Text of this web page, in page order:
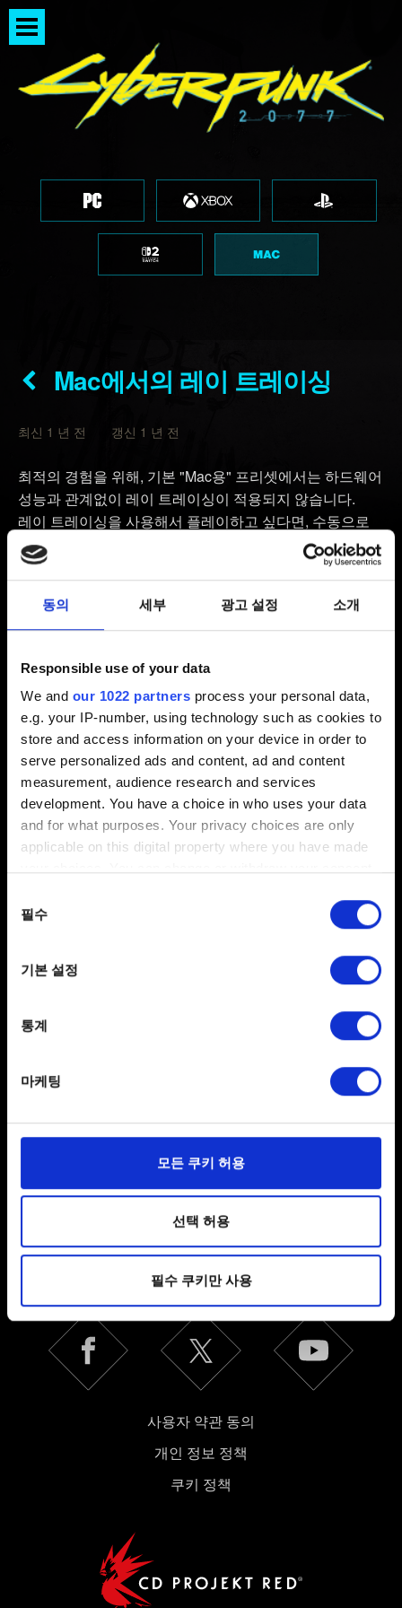
동의 세부 광고 설정 소개
Responsible use of your data
We and our 1022 partners process your personal data,
e.g. your IP-number, using technology such as cookies to
store and access information on your device in order to
serve personalized ads and content, ad and content
measurement, audience research and services
development. You have a choice in who uses your data
and for what purposes. Your privacy choices are only
applicable on this digital property where you have made
the Privacy trigger icon.
Collect information about your geographical
Identify your device by actively scanning it for
Find out more about how your personal data is processed
일부 쿠키는 웹 사이트를 정상적으로 이용하기 위해
관련 기술적 피드백을 제공하여 사용자의 웹사이트 이용
환경을 개선하기 위해 사용됩니다. 예를 들어, 소셜
미디어를 통해 사용자와 소통할 경우, 사용자의 선호도를
파악하기 위해 쿠키의 일부를 저희 파트너와 공유할 수도
있습니다. 물론, 이처럼 선택적으로 쿠키를 사용할
경우에는 사용자의 동의를 구할 것입니다.
쿠키 사용에 관한 세부 사항이나 관련 설정은 아래의
"Settings" 메뉴에서 확인할 수 있습니다.
선택
필수
기본 설정
통계
마케팅
모든 쿠키 허용
선택 허용
필수 쿠키만 사용
Mac에서의 레이 트레이싱
최신 1 년 전 갱신 1 년 전
최적의 경험을 위해, 기본 "Mac용" 프리셋에서는 하드웨어
성능과 관계없이 레이 트레이싱이 적용되지 않습니다.
레이 트레이싱을 사용해서 플레이하고 싶다면, 수동으로
활성화해야 합니다.
으로 이동한 후,퀵
프리셋
섹션에서 "Mac용" 프리셋을 레이 트레이싱 프리셋
개별적으로 레이 트레이싱을 활성화할 수 있습니다.
Mac에서 레이 트레이싱을 사용하기 위한 권장 사양은
다음과 같습니다:
30 FPS 성능 목표
칩: Apple M3 Pro
램: 18GB
프리셋: 레이 트레이싱: 중간
해상도: 1800x1125 또는 1920x1080(MetalFX DRS 수동
활성화)
60 FPS 성능 목표
램: 36GB
해상도: 1800x1125 또는 1920x1080(MetalFX DRS 수동
활성화)
SNS 접속
사용자 약관 동의
개인 정보 정책
쿠키 정책